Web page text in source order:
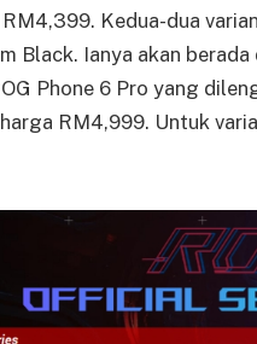
Kedua-dua
Black. Ianya akan
Phone 6 Pro yang
RM4,999. Untuk